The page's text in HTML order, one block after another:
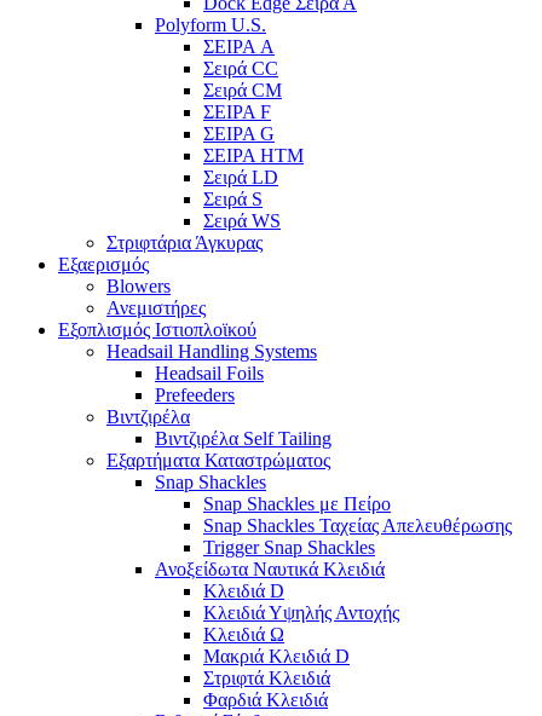
Polyform U.S.
ΣΕΙΡΑ A
Σειρά CC
Σειρά CM
ΣΕΙΡΑ F
ΣΕΙΡΑ G
ΣΕΙΡΑ HTM
Σειρά LD
Σειρά S
Σειρά WS
Στριφτάρια Άγκυρας
Εξαερισμός
Blowers
Ανεμιστήρες
Εξοπλισμός Ιστιοπλοϊκού
Headsail Handling Systems
Headsail Foils
Prefeeders
Βιντζιρέλα
Βιντζιρέλα Self Tailing
Εξαρτήματα Καταστρώματος
Snap Shackles
Snap Shackles με Πείρο
Snap Shackles Ταχείας Απελευθέρωσης
Trigger Snap Shackles
Ανοξείδωτα Ναυτικά Κλειδιά
Κλειδιά D
Κλειδιά Υψηλής Αντοχής
Κλειδιά Ω
Μακριά Κλειδιά D
Στριφτά Κλειδιά
Φαρδιά Κλειδιά